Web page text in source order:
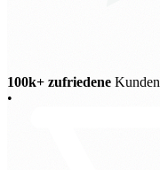
100k+ zufriedene Kunden
•